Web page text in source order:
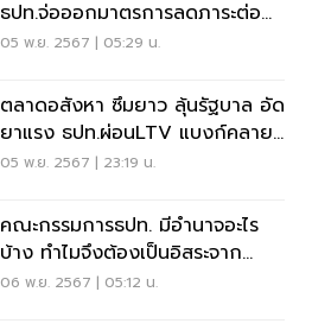
ธปท.จ่อออกมาตรการลดภาระต่อ
งวดช่วย “รายย่อย-ธุรกิจขนาด
05 พ.ย. 2567 | 05:29 น.
ตลาดอสังหา ซึมยาว ลุ้นรัฐบาล อัด
ยาแรง ธปท.ผ่อนLTV แบงก์คลาย
สินเชื่อ ปล่อยกู้
05 พ.ย. 2567 | 23:19 น.
คณะกรรมการธปท. มีอำนาจอะไร
บ้าง ทำไมจึงต้องเป็นอิสระจาก
การเมือง
06 พ.ย. 2567 | 05:12 น.